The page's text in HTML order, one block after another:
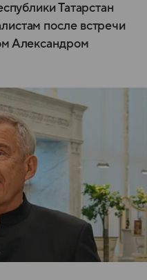
Татарстан
после встречи
Александром